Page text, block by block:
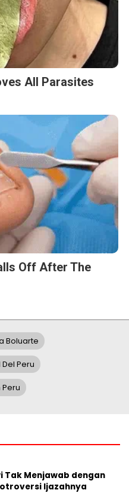
All Parasites
Off After The
Boluarte
Peru
Tak Menjawab dengan
Ijazahnya